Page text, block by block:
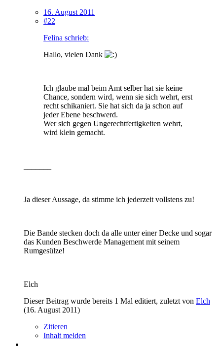
16. August 2011
#22
Felina schrieb:
Hallo, vielen Dank
Ich glaube mal beim Amt selber hat sie keine
Chance, sondern wird, wenn sie sich wehrt, erst
recht schikaniert. Sie hat sich da ja schon auf
jeder Ebene beschwerd.
Wer sich gegen Ungerechtfertigkeiten wehrt,
wird klein gemacht.
Ja dieser Aussage, da stimme ich jederzeit vollstens zu!
Die Bande stecken doch da alle unter einer Decke und sogar
das Kunden Beschwerde Management mit seinem
Rumgesülze!
Elch
Dieser Beitrag wurde bereits 1 Mal editiert, zuletzt von Elch
(16. August 2011)
Zitieren
Inhalt melden